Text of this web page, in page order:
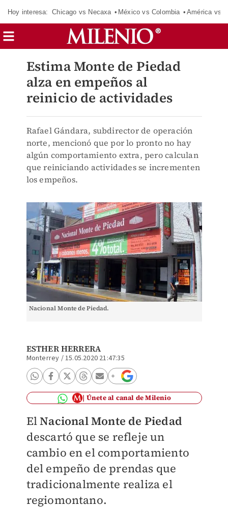
Hoy interesa: Chicago vs Necaxa México vs Colombia América vs
Estima Monte de Piedad
alza en empeños al
reinicio de actividades
Rafael Gándara, subdirector de operación
norte, mencionó que por lo pronto no hay
algún comportamiento extra, pero calculan
que reiniciando actividades se incrementen
los empeños.
Nacional Monte de Piedad.
ESTHER HERRERA
Monterrey /15.05.2020 21:47:35
Únete al canal de Milenio
ElNacional Monte de Piedad
descartó que se refleje un
cambio en el comportamiento
del empeño de prendas que
tradicionalmente realiza el
regiomontano.